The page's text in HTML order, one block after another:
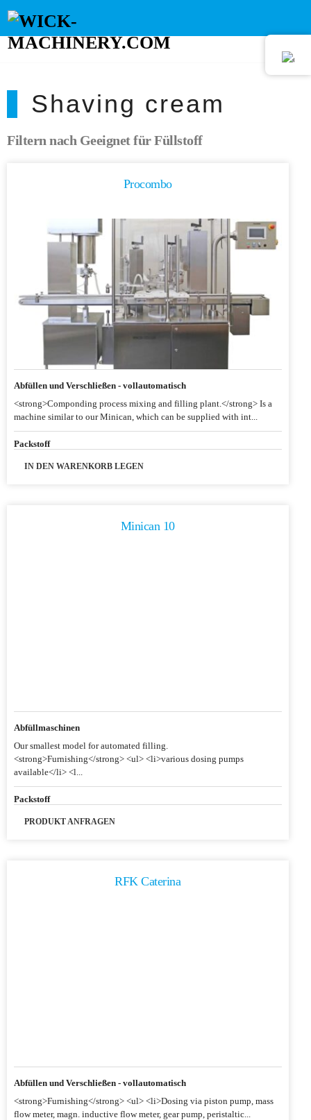
Shaving cream
Filtern nach Geeignet für Füllstoff
Procombo
Abfüllen und Verschließen - vollautomatisch
<strong>Componding process mixing and filling plant.</strong> Is a
machine similar to our Minican, which can be supplied with int...
Packstoff
IN DEN WARENKORB LEGEN
Minican 10
Abfüllmaschinen
Our smallest model for automated filling.
<strong>Furnishing</strong> <ul> <li>various dosing pumps
available</li> <l...
Packstoff
PRODUKT ANFRAGEN
RFK Caterina
Abfüllen und Verschließen - vollautomatisch
<strong>Furnishing</strong> <ul> <li>Dosing via piston pump, mass
flow meter, magn. inductive flow meter, gear pump, peristaltic...